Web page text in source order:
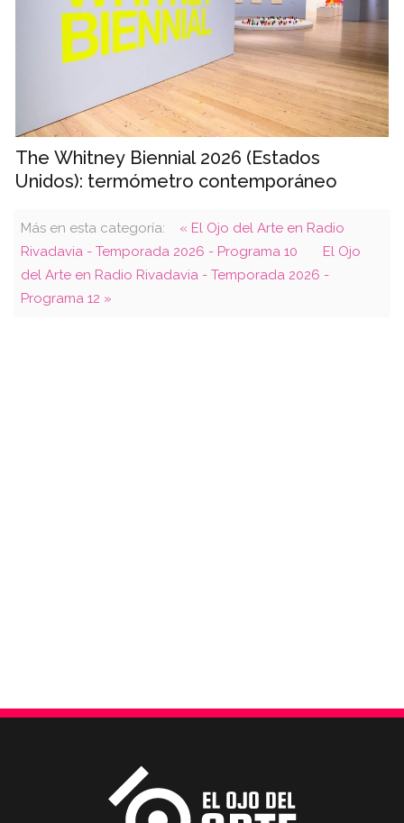
The Whitney Biennial 2026 (Estados
Unidos): termómetro contemporáneo
Más en esta categoría:
« El Ojo del Arte en Radio
Rivadavia - Temporada 2026 - Programa 10
El Ojo
del Arte en Radio Rivadavia - Temporada 2026 -
Programa 12 »